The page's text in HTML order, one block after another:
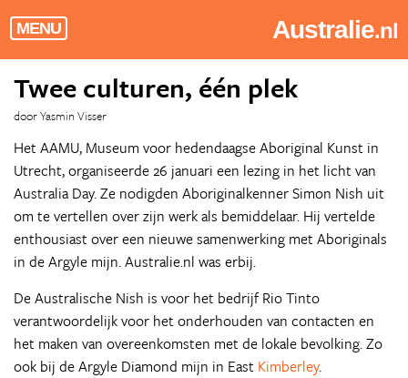
MENU Australie.nl
Twee culturen, één plek
door Yasmin Visser
Het AAMU, Museum voor hedendaagse Aboriginal Kunst in
Utrecht, organiseerde 26 januari een lezing in het licht van
Australia Day. Ze nodigden Aboriginalkenner Simon Nish uit
om te vertellen over zijn werk als bemiddelaar. Hij vertelde
enthousiast over een nieuwe samenwerking met Aboriginals
in de Argyle mijn. Australie.nl was erbij.
De Australische Nish is voor het bedrijf Rio Tinto
verantwoordelijk voor het onderhouden van contacten en
het maken van overeenkomsten met de lokale bevolking. Zo
ook bij de Argyle Diamond mijn in East Kimberley.